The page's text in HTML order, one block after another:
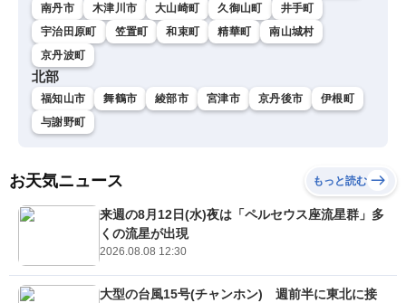
南丹市
木津川市 大山崎町 久御山町
井手町
宇治田原町
笠置町 和束町 精華町
南山城村
京丹波町
北部
福知山市 舞鶴市 綾部市 宮津市 京丹後市
伊根町
与謝野町
お天気ニュース もっと読む
来週の8月12日(水)夜は「ペルセウス座流星群」多
くの流星が出現
2026.08.08 12:30
大型の台風15号(チャンホン) 週前半に東北に接